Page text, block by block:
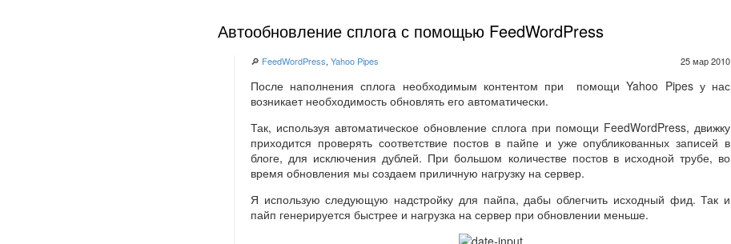
Автообновление сплога с помощью FeedWordPress
🔎 FeedWordPress, Yahoo Pipes 25 мар 2010
После наполнения сплога необходимым контентом при помощи Yahoo Pipes у нас
возникает необходимость обновлять его автоматически.
Так, используя автоматическое обновление сплога при помощи FeedWordPress, движку
приходится проверять соответствие постов в пайпе и уже опубликованных записей в
блоге, для исключения дублей. При большом количестве постов в исходной трубе, во
время обновления мы создаем приличную нагрузку на сервер.
Я использую следующую надстройку для пайпа, дабы облегчить исходный фид. Так и
пайп генерируется быстрее и нагрузка на сервер при обновлении меньше.